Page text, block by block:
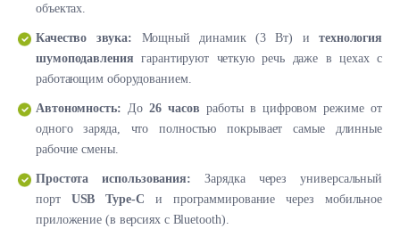
объектах.
Качество звука: Мощный динамик (3 Вт) и технология
шумоподавления гарантируют четкую речь даже в цехах с
работающим оборудованием.
Автономность: До26 часов работы в цифровом режиме от
одного заряда, что полностью покрывает самые длинные
рабочие смены.
Простота использования: Зарядка через универсальный
порт USB Type-C и программирование через мобильное
приложение (в версиях с Bluetooth).